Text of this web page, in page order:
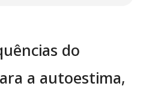
do
a autoestima,